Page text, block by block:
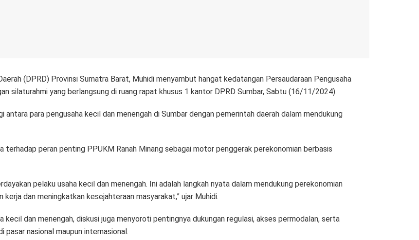
(DPRD) Provinsi Sumatra Barat, Muhidi menyambut hangat kedatangan Persaudaraan Pengusaha
silaturahmi yang berlangsung di ruang rapat khusus 1 kantor DPRD Sumbar, Sabtu (16/11/2024).
para pengusaha kecil dan menengah di Sumbar dengan pemerintah daerah dalam mendukung
terhadap peran penting PPUKM Ranah Minang sebagai motor penggerak perekonomian berbasis
pelaku usaha kecil dan menengah. Ini adalah langkah nyata dalam mendukung perekonomian
dan meningkatkan kesejahteraan masyarakat,” ujar Muhidi.
kecil dan menengah, diskusi juga menyoroti pentingnya dukungan regulasi, akses permodalan, serta
nasional maupun internasional.